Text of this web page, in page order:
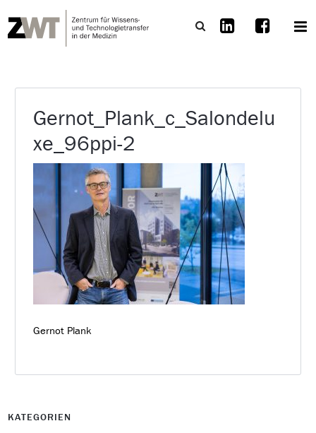
Gernot_Plank_c_Salondelu
xe_96ppi-2
Gernot Plank
KATEGORIEN